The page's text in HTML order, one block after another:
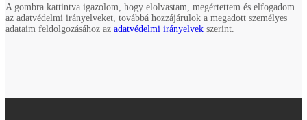
A gombra kattintva igazolom, hogy elolvastam, megértettem és elfogadom
az adatvédelmi irányelveket, továbbá hozzájárulok a megadott személyes
adataim feldolgozásához az adatvédelmi irányelvek szerint.